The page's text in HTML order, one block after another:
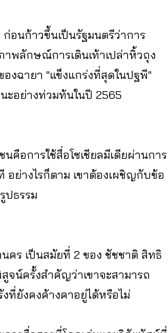
อนก้าวขึ้นเป็นรัฐมนตรีว่าการ
พลักษณ์การเดินเท้าเปล่าหิ้วถุง
งฉายา "แข็งแกร่งที่สุดในปฐพี"
ะอย่างท่วมท้นในปี 2565
คือการใช้สื่อโซเชียลมีเดียผ่านการ
ย่างไรก็ตาม เขาต้องเผชิญกับข้อ
ปธรรม
คร เป็นสมัยที่ 2 ของ ชัชชาติ สิทธิ
จน์ครั้งสำคัญว่าเขาจะสามารถ
ที่ยังคงค้างคาอยู่ได้หรือไม่